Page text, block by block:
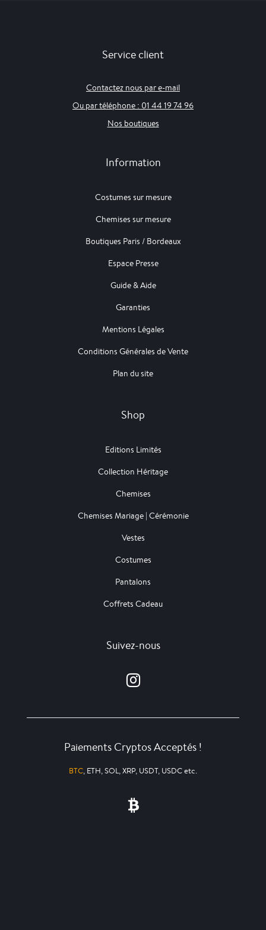
Service client
Contactez nous par e-mail
Ou par téléphone : 01 44 19 74 96
Nos boutiques
Information
Costumes sur mesure
Chemises sur mesure
Boutiques Paris / Bordeaux
Espace Presse
Guide & Aide
Garanties
Mentions Légales
Conditions Générales de Vente
Plan du site
Shop
Editions Limités
Collection Héritage
Chemises
Chemises Mariage | Cérémonie
Vestes
Costumes
Pantalons
Coffrets Cadeau
Suivez-nous
Paiements Cryptos Acceptés !
BTC, ETH, SOL, XRP, USDT, USDC etc.